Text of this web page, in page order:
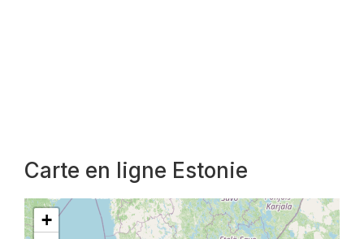
Carte en ligne Estonie
+